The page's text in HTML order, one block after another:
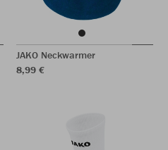
JAKO Neckwarmer
8,99 €